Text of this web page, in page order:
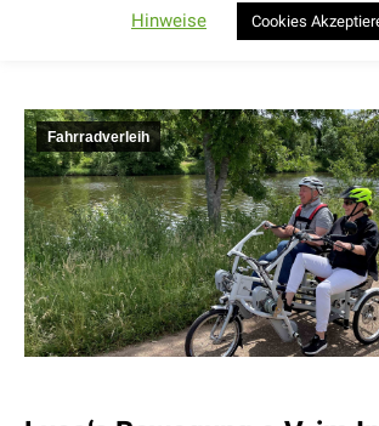
Sie
Fahrradverleih
Hinweise
Cookies